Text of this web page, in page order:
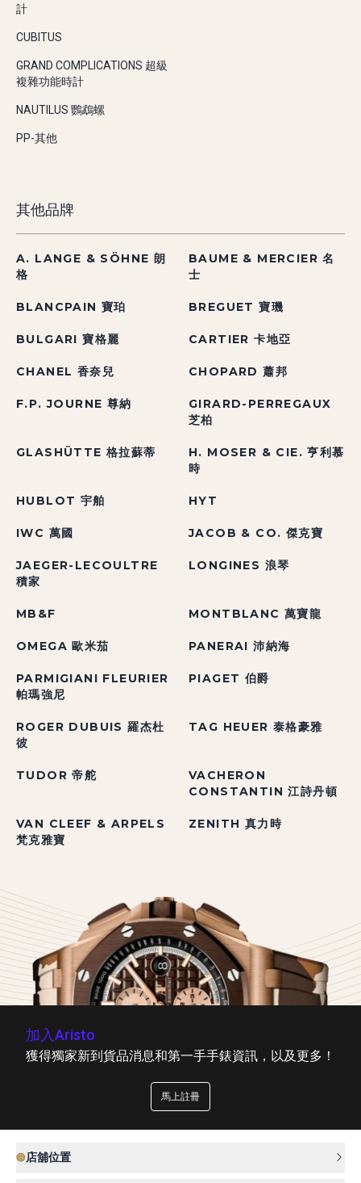
計
CUBITUS
GRAND COMPLICATIONS 超級
複雜功能時計
NAUTILUS 鸚鵡螺
PP-其他
其他品牌
A. LANGE & SÖHNE 朗
格
BAUME & MERCIER 名
士
BLANCPAIN 寶珀 BREGUET 寶璣
BULGARI 寶格麗 CARTIER 卡地亞
CHANEL 香奈兒 CHOPARD 蕭邦
F.P. JOURNE 尊納
GIRARD-PERREGAUX
芝柏
GLASHÜTTE 格拉蘇蒂
H. MOSER & CIE. 亨利慕
時
HUBLOT 宇舶 HYT
IWC 萬國 JACOB & CO. 傑克寶
JAEGER-LECOULTRE
積家
LONGINES 浪琴
MB&F MONTBLANC 萬寶龍
OMEGA 歐米茄 PANERAI 沛納海
PARMIGIANI FLEURIER
帕瑪強尼
PIAGET 伯爵
ROGER DUBUIS 羅杰杜
彼
TAG HEUER 泰格豪雅
TUDOR 帝舵
VACHERON
CONSTANTIN 江詩丹頓
VAN CLEEF & ARPELS
梵克雅寶
ZENITH 真力時
加入Aristo
獲得獨家新到貨品消息和第一手手錶資訊，以及更多！
馬上註冊
店舖位置